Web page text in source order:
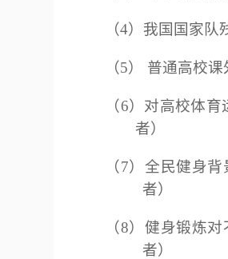
（4）我国国家
（5） 普通高校
（6）对高校体
者）
（7）全民健身
者）
（8）健身锻炼
者）